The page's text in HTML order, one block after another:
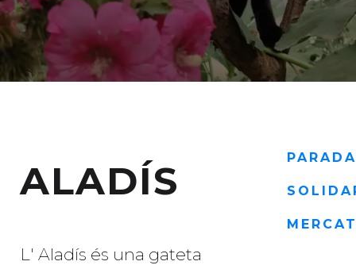
ALADÍS
L' Aladís és una gateta
PARADA